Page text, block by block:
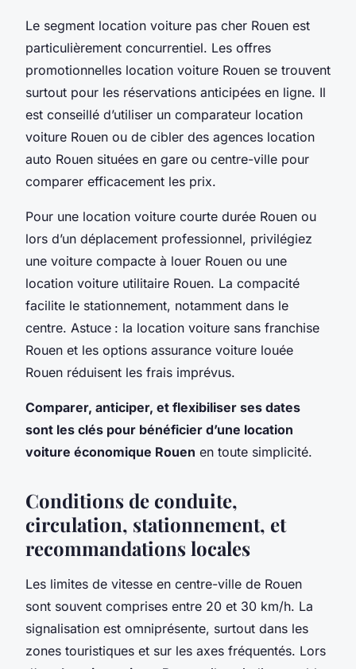
Le segment location voiture pas cher Rouen est
particulièrement concurrentiel. Les offres
promotionnelles location voiture Rouen se trouvent
surtout pour les réservations anticipées en ligne. Il
est conseillé d’utiliser un comparateur location
voiture Rouen ou de cibler des agences location
auto Rouen situées en gare ou centre-ville pour
comparer efficacement les prix.
Pour une location voiture courte durée Rouen ou
lors d’un déplacement professionnel, privilégiez
une voiture compacte à louer Rouen ou une
location voiture utilitaire Rouen. La compacité
facilite le stationnement, notamment dans le
centre. Astuce : la location voiture sans franchise
Rouen et les options assurance voiture louée
Rouen réduisent les frais imprévus.
Comparer, anticiper, et flexibiliser ses dates
sont les clés pour bénéficier d’une location
voiture économique Rouen en toute simplicité.
Conditions de conduite,
circulation, stationnement, et
recommandations locales
Les limites de vitesse en centre-ville de Rouen
sont souvent comprises entre 20 et 30 km/h. La
signalisation est omniprésente, surtout dans les
zones touristiques et sur les axes fréquentés. Lors